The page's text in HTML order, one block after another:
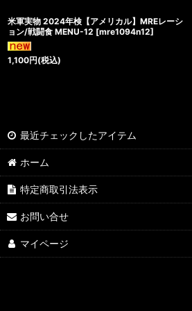
米軍実物 2024年検【アメリカル】MREレーシ
ョン/戦闘食 MENU-12 [mre1094n12]
1,100円(税込)
最近チェックしたアイテム
ホーム
特定商取引法表示
お問い合せ
マイページ